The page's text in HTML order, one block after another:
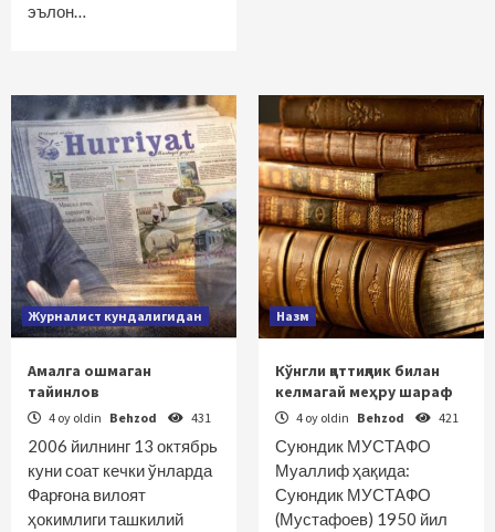
эълон…
Журналист кундалигидан
Амалга ошмаган
тайинлов
4 oy oldin Behzod 431
2006 йилнинг 13 октябрь
куни соат кечки ўнларда
Фарғона вилоят
ҳокимлиги ташкилий
Назм
Кўнгли қаттиқлик билан
келмагай меҳру шараф
4 oy oldin Behzod 421
Суюндик МУСТАФО
Муаллиф ҳақида:
Суюндик МУСТАФО
(Мустафоев) 1950 йил